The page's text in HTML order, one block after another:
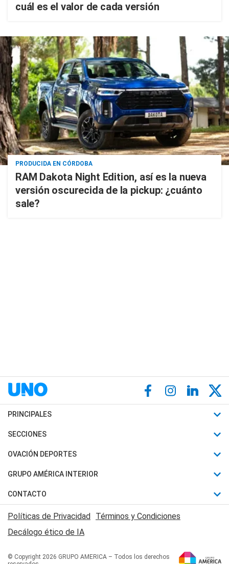
cuál es el valor de cada versión
PRODUCIDA EN CÓRDOBA
RAM Dakota Night Edition, así es la nueva
versión oscurecida de la pickup: ¿cuánto
sale?
PRINCIPALES
Últimas Noticias
Política
Judiciales
Economia
SECCIONES
Horóscopo
Motores
Trucos caseros
Series y Películas
Edictos y Solicitadas
OVACIÓN DEPORTES
Fútbol
Mundial
Automovilismo
Rugby
Básquet
GRUPO AMÉRICA INTERIOR
Canal 7 en Vivo
San Juan 8
CONTACTO
Acerca de Nosotros
Contactanos
Políticas de Privacidad Términos y Condiciones
Decálogo ético de IA
© Copyright 2026 GRUPO AMERICA – Todos los derechos